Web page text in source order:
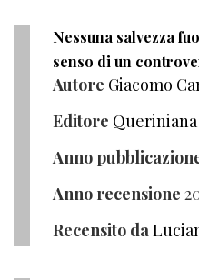
Nessuna salvezza
senso di un
Autore Giacomo
Editore Queriniana
Anno
Anno recensione
Recensito da